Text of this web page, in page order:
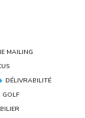
MAILING
DÉLIVRABILITÉ
GOLF